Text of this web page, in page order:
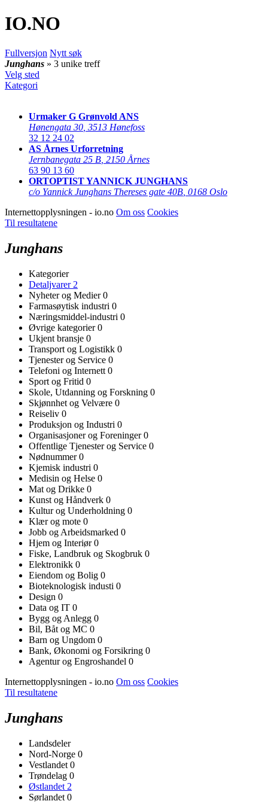
IO.NO
Fullversjon Nytt søk
Junghans » 3 unike treff
Velg sted
Kategori
Urmaker G Grønvold ANS
Hønengata 30 3513 Hønefoss
32 12 24 02
AS Årnes Urforretning
Jernbanegata 25 B 2150 Årnes
63 90 13 60
ORTOPTIST YANNICK JUNGHANS
c/o Yannick Junghans Thereses gate 40B 0168 Oslo
Internettopplysningen - io.no Om oss Cookies
Til resultatene
Junghans
Kategorier
Detaljvarer 2
Nyheter og Medier0
Farmasøytisk industri 0
Næringsmiddel-industri 0
Øvrige kategorier0
Ukjent bransje 0
Transport og Logistikk 0
Tjenester og Service 0
Telefoni og Internett 0
Sport og Fritid 0
Skole, Utdanning og Forskning 0
Skjønnhet og Velvære 0
Reiseliv 0
Produksjon og Industri 0
Organisasjoner og Foreninger0
Offentlige Tjenester og Service 0
Nødnummer0
Kjemisk industri 0
Medisin og Helse 0
Mat og Drikke 0
Kunst og Håndverk 0
Kultur og Underholdning 0
Klær og mote 0
Jobb og Arbeidsmarked 0
Hjem og Interiør0
Fiske, Landbruk og Skogbruk 0
Elektronikk 0
Eiendom og Bolig 0
Bioteknologisk industi 0
Design 0
Data og IT 0
Bygg og Anlegg 0
Bil, Båt og MC 0
Barn og Ungdom 0
Bank, Økonomi og Forsikring 0
Agentur og Engroshandel 0
Internettopplysningen - io.no Om oss Cookies
Til resultatene
Junghans
Landsdeler
Nord-Norge 0
Vestlandet 0
Trøndelag 0
Østlandet 2
Sørlandet 0